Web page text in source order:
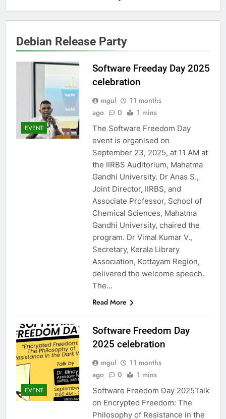
Debian Release Party
EVENT
Software Freeday Day 2025
celebration
mgul
11 months
ago
0 1 mins
The Software Freedom Day
event is organised on
September 23, 2025, at 11 AM at
the IIRBS Auditorium, Mahatma
Gandhi University. Dr Anas S.,
Joint Director, IIRBS, and
Associate Professor, School of
Chemical Sciences, Mahatma
Gandhi University, chaired the
program. Dr Vimal Kumar V.,
Secretary, Kerala Library
Association, Kottayam Region,
delivered the welcome speech.
The…
Read More
EVENT
Software Freedom Day
2025 celebration
mgul
11 months
ago
0 1 mins
Software Freedom Day 2025Talk
on Encrypted Freedom: The
Philosophy of Resistance in the